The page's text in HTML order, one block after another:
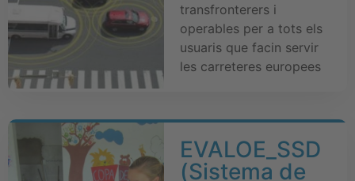
transfronterers i
operables per a tots els
usuaris que facin servir
les carreteres europees
EVALOE_SSD
(Sistema de